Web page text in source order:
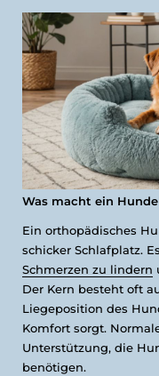
Was macht ein
Ein orthopädisches
schicker Schlafplatz.
Schmerzen zu lindern
Der Kern besteht oft
Liegeposition des
Komfort sorgt.
Unterstützung, die
benötigen.